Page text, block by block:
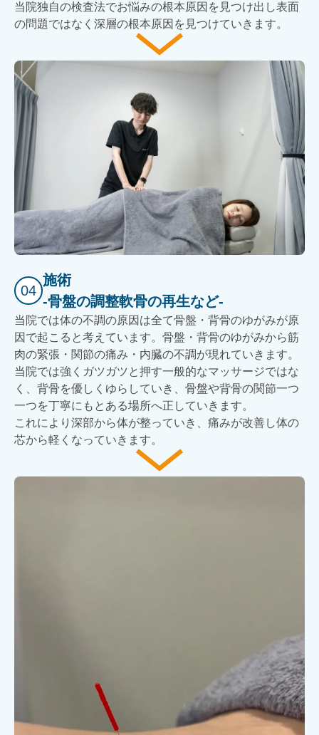
当院独自の検査法でお悩みの根本原因を見つけ出し表面
の問題ではなく深層の根本原因を見つけていきます。
04
施術
-骨盤の調整軟骨の再生など-
当院では体の不調の原因は全て骨盤・背骨のゆがみが原
因で起こると考えています。骨盤・背骨のゆがみから筋
肉の緊張・関節の痛み・内臓の不調が現れていきます。
当院では強くガツガツと押す一般的なマッサージではな
く、背骨を優しくゆらしていき、骨盤や背骨の関節一つ
一つを丁寧にもとある場所へ正していきます。
これにより深部から体が整っていき、痛みが改善し体の
芯から軽くなっていきます。